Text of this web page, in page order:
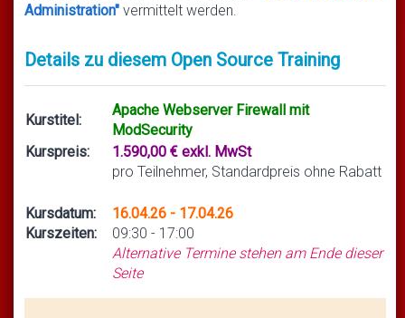
Administration" vermittelt werden.
Details zu diesem Open Source Training
Kurstitel:
Apache Webserver Firewall mit
ModSecurity
Kurspreis:
1.590,00 € exkl. MwSt
pro Teilnehmer, Standardpreis ohne Rabatt
Kursdatum:
Kurszeiten:
16.04.26 - 17.04.26
09:30 - 17:00
Alternative Termine stehen am Ende dieser
Seite